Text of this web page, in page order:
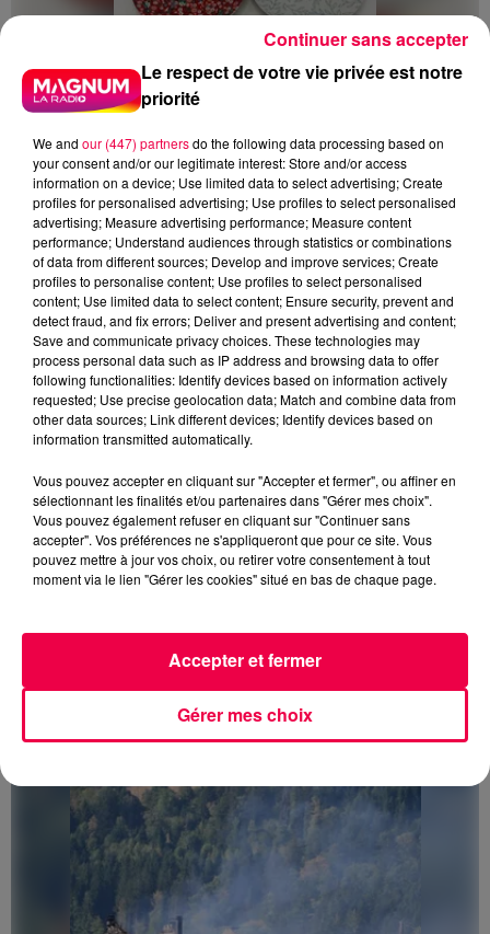
5 août 2026
Des assiettes Linvosges rappelées pour
excès de plomb
Du plomb a été détecté dans deux assiettes en
céramique vendues entre 2020 et 2022 par Linvosges.
3 août 2026
PRÉVIFEUX : "il faut avoir une culture du risque"
dans les Vosges
Le respect de votre vie privée est notre
priorité
We and our (447) partnersdo the following data processing based on
your consent and/or our legitimate interest: Store and/or access
information on a device; Use limited data to select advertising; Create
profiles for personalised advertising; Use profiles to select personalised
advertising; Measure advertising performance; Measure content
performance; Understand audiences through statistics or combinations
of data from different sources; Develop and improve services; Create
profiles to personalise content; Use profiles to select personalised
content; Use limited data to select content; Ensure security, prevent and
detect fraud, and fix errors; Deliver and present advertising and content;
Save and communicate privacy choices. These technologies may
process personal data such as IP address and browsing data to offer
following functionalities: Identify devices based on information actively
requested; Use precise geolocation data; Match and combine data from
other data sources; Link different devices; Identify devices based on
information transmitted automatically.
Vous pouvez accepter en cliquant sur "Accepter et fermer", ou affiner en
sélectionnant les finalités et/ou partenaires dans "Gérer mes choix".
Vous pouvez également refuser en cliquant sur "Continuer sans
accepter". Vos préférences ne s'appliqueront que pour ce site. Vous
pouvez mettre à jour vos choix, ou retirer votre consentement à tout
moment via le lien "Gérer les cookies" situé en bas de chaque page.
Gérer mes choix
Accepter et fermer
Continuer sans accepter